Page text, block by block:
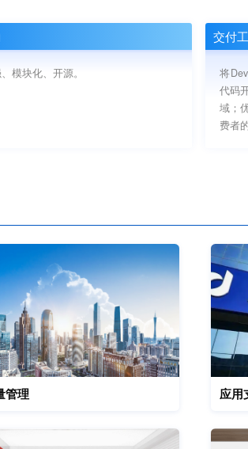
模块化、开源。
交付
将
代码
域；
费者
管理 应用